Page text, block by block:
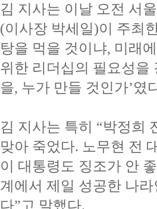
김 지사는 이날 오전 서
(이사장 박세일)이 주최
탕을 먹을 것이냐, 미래
위한 리더십의 필요성을
을, 누가 만들 것인가’였
김 지사는 특히 “박정희
맞아 죽었다. 노무현 전
이 대통령도 징조가 안
계에서 제일 성공한 나
다”고 말했다.